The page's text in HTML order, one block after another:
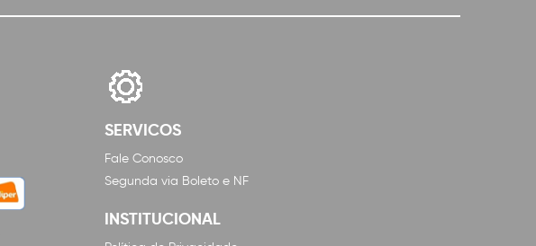
SERVICOS
Fale Conosco
Segunda via Boleto e NF
INSTITUCIONAL